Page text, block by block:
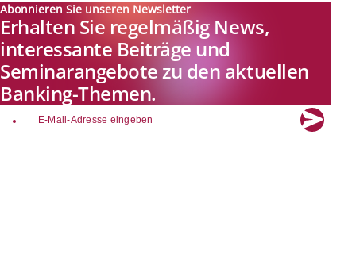
Abonnieren Sie unseren Newsletter
Erhalten Sie regelmäßig News,
interessante Beiträge und
Seminarangebote zu den aktuellen
Banking-Themen.
email